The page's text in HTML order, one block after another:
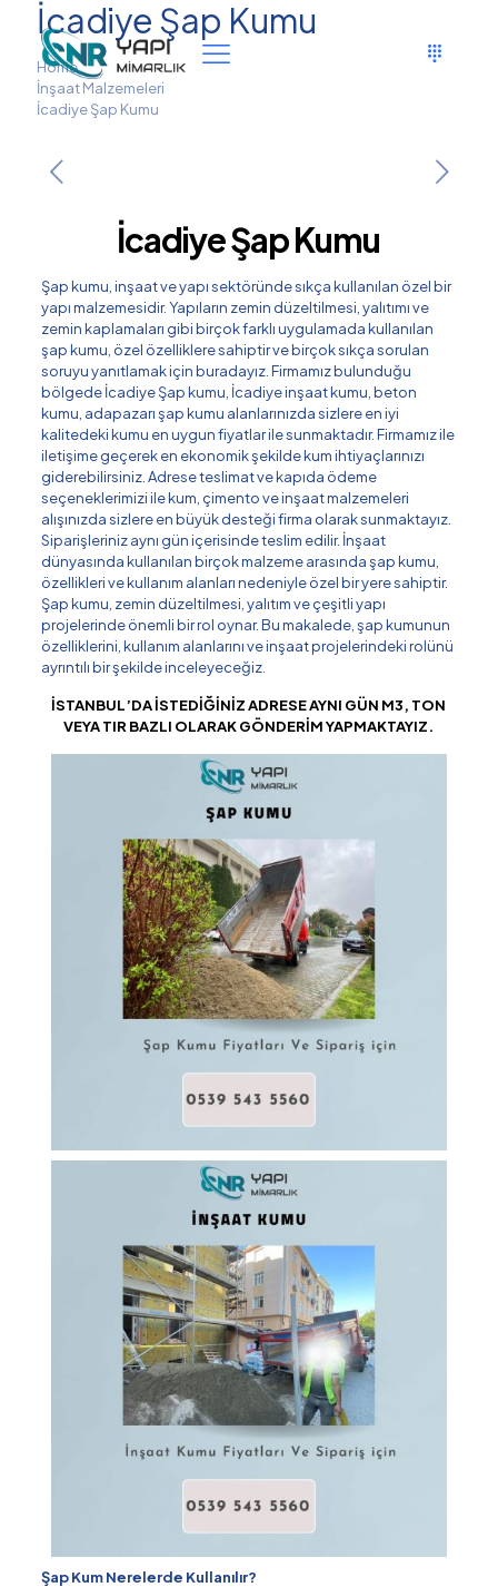
İcadiye Şap Kumu
Home
İnşaat Malzemeleri
İcadiye Şap Kumu
İcadiye Şap Kumu
Şap kumu, inşaat ve yapı sektöründe sıkça kullanılan özel bir
yapı malzemesidir. Yapıların zemin düzeltilmesi, yalıtımı ve
zemin kaplamaları gibi birçok farklı uygulamada kullanılan
şap kumu, özel özelliklere sahiptir ve birçok sıkça sorulan
soruyu yanıtlamak için buradayız. Firmamız bulunduğu
bölgede İcadiye Şap kumu, İcadiye inşaat kumu, beton
kumu, adapazarı şap kumu alanlarınızda sizlere en iyi
kalitedeki kumu en uygun fiyatlar ile sunmaktadır. Firmamız ile
iletişime geçerek en ekonomik şekilde kum ihtiyaçlarınızı
giderebilirsiniz. Adrese teslimat ve kapıda ödeme
seçeneklerimizi ile kum, çimento ve inşaat malzemeleri
alışınızda sizlere en büyük desteği firma olarak sunmaktayız.
Siparişleriniz aynı gün içerisinde teslim edilir. İnşaat
dünyasında kullanılan birçok malzeme arasında şap kumu,
özellikleri ve kullanım alanları nedeniyle özel bir yere sahiptir.
Şap kumu, zemin düzeltilmesi, yalıtım ve çeşitli yapı
projelerinde önemli bir rol oynar. Bu makalede, şap kumunun
özelliklerini, kullanım alanlarını ve inşaat projelerindeki rolünü
ayrıntılı bir şekilde inceleyeceğiz.
İSTANBUL’DA İSTEDİĞİNİZ ADRESE AYNI GÜN M3, TON
VEYA TIR BAZLI OLARAK GÖNDERİM YAPMAKTAYIZ.
Şap Kum Nerelerde Kullanılır?